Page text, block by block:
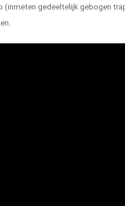
(inmeten gedeeltelijk gebogen